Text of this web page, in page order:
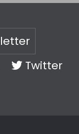
Twitter